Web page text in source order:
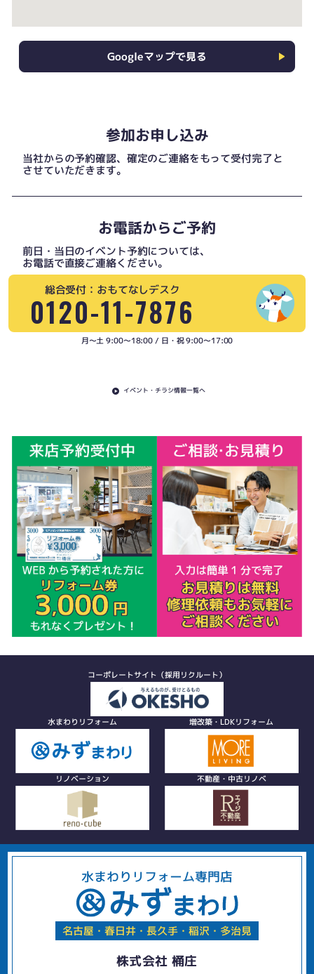
Googleマップで見る
参加お申し込み
当社からの予約確認、確定のご連絡をもって受付完了と
させていただきます。
お電話からご予約
前日・当日のイベント予約については、
お電話で直接ご連絡ください。
総合受付：おもてなしデスク
0120-11-7876
月〜土 9:00〜18:00 / 日・祝 9:00〜17:00
イベント・チラシ情報一覧へ
コーポレートサイト（採用リクルート）
水まわりリフォーム 増改築・LDKリフォーム
リノベーション 不動産・中古リノベ
水まわりリフォーム専門店
名古屋・春日井・長久手・稲沢・多治見
株式会社 桶庄